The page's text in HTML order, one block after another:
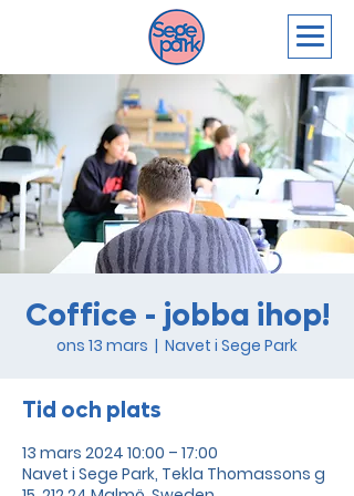
Coffice - jobba ihop!
ons 13 mars
  |
Navet i Sege Park
Tid och plats
13 mars 2024 10:00 – 17:00
Navet i Sege Park, Tekla Thomassons g